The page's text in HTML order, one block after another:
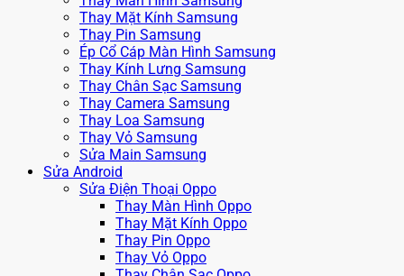
Thay Mặt Kính Samsung
Thay Pin Samsung
Ép Cổ Cáp Màn Hình Samsung
Thay Kính Lưng Samsung
Thay Chân Sạc Samsung
Thay Camera Samsung
Thay Loa Samsung
Thay Vỏ Samsung
Sửa Main Samsung
Sửa Android
Sửa Điện Thoại Oppo
Thay Màn Hình Oppo
Thay Mặt Kính Oppo
Thay Pin Oppo
Thay Vỏ Oppo